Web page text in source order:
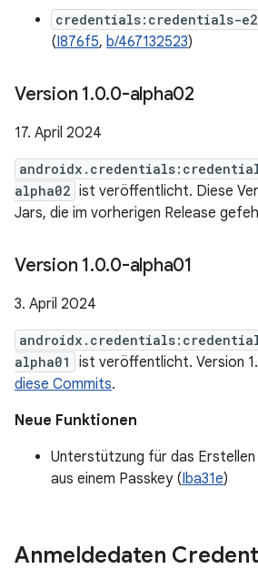
credentials:credentials-
(I876f5, b/467132523)
Version 1.0.0-alpha02
17. April 2024
alpha02 ist veröffentlicht. Diese
Jars, die im vorherigen Release
Version 1.0.0-alpha01
3. April 2024
alpha01
ist veröffentlicht. Version
diese Commits.
Neue Funktionen
Unterstützung für das Erstellen
aus einem Passkey (Iba31e)
Anmeldedaten